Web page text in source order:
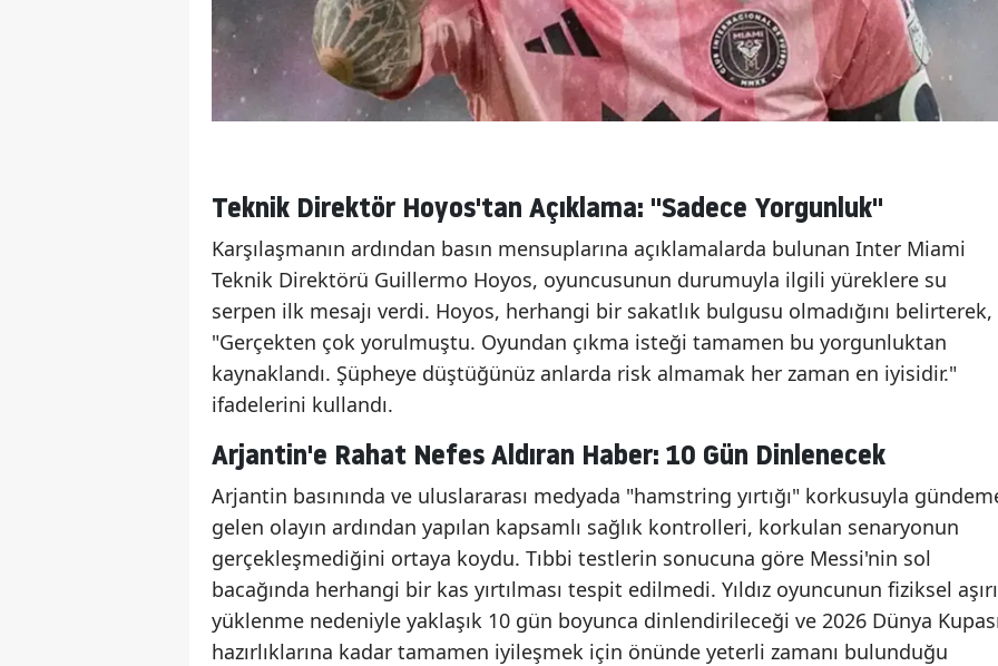
Teknik Direktör Hoyos'tan Açıklama: "Sadece Yorgunluk"
Karşılaşmanın ardından basın mensuplarına açıklamalarda bulunan Inter Miami
Teknik Direktörü Guillermo Hoyos, oyuncusunun durumuyla ilgili yüreklere su
serpen ilk mesajı verdi. Hoyos, herhangi bir sakatlık bulgusu olmadığını belirterek,
"Gerçekten çok yorulmuştu. Oyundan çıkma isteği tamamen bu yorgunluktan
kaynaklandı. Şüpheye düştüğünüz anlarda risk almamak her zaman en iyisidir."
ifadelerini kullandı.
Arjantin'e Rahat Nefes Aldıran Haber: 10 Gün Dinlenecek
Arjantin basınında ve uluslararası medyada "hamstring yırtığı" korkusuyla
gelen olayın ardından yapılan kapsamlı sağlık kontrolleri, korkulan senaryonun
gerçekleşmediğini ortaya koydu. Tıbbi testlerin sonucuna göre Messi'nin sol
bacağında herhangi bir kas yırtılması tespit edilmedi. Yıldız oyuncunun fiziksel aşırı
yüklenme nedeniyle yaklaşık 10 gün boyunca dinlendirileceği ve 2026 Dünya
hazırlıklarına kadar tamamen iyileşmek için önünde yeterli zamanı bulunduğu